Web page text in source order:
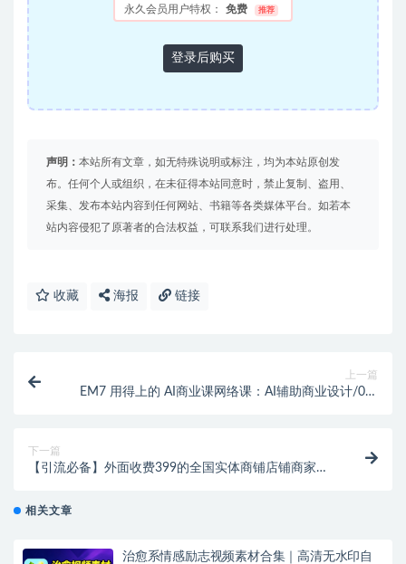
永久会员用户特权： 免费 推荐
登录后购买
声明： 本站所有文章，如无特殊说明或标注，均为本站原创发
布。任何个人或组织，在未征得本站同意时，禁止复制、盗用、
采集、发布本站内容到任何网站、书籍等各类媒体平台。如若本
站内容侵犯了原著者的合法权益，可联系我们进行处理。
收藏 海报 链接
上一篇
EM7 用得上的 AI商业课网络课：AI辅助商业设计/0基
下一篇
【引流必备】外面收费399的全国实体商铺店铺商家采
相关文章
治愈系情感励志视频素材合集｜高清无水印自